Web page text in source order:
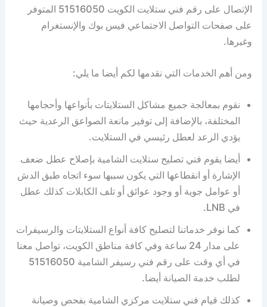
الإتصال على رقم فني ستلايت الكويت 51516050 المتوفر
على صفحات التواصل الاجتماعي فيس بوك والإنستغرام
وغيرها.
ومن أهم الخدمات التي نقدمها لكم أيضا ما يلي:
نقوم بمعالجة جميع مشاكل الستلايتات بأنواعها وأحجامها
المختلفة، بالإضافة إلى توفير مانعة الصواعق الرعدية حيث
يؤدي الرعد لعطل رئيسي في الستلايت.
أيضا يقوم فني تصليح ستلايت الشامية بإصلاح عطل ضعف
الإشارة أو انقطاعها التي يكون سببها سوء اتجاه طبق الدش
أو عوامل جوية أو وجود عوائق أو تلف الكابلات كذلك عطل
في LNB.
كما نوفر خدماتنا لتصليح كافة أنواع الستلايتات والرسيفرات
على مدار 24 ساعة وفي كافة مناطق الكويت، تواصل معنا
في أي وقت على رقم فني رسيفر الشامية 51516050
لطلب خدمة الصيانة أيضا.
كذلك قيام فني ستلايت مركزي الشامية بفحص وصيانة